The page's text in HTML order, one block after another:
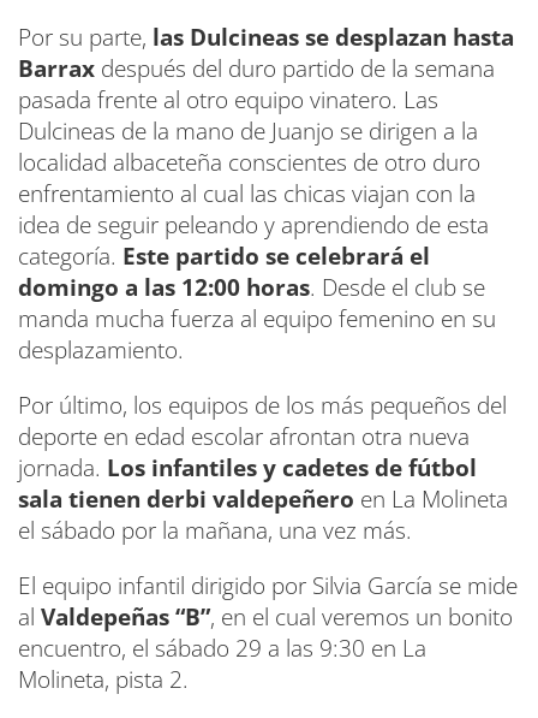
Por su parte, las Dulcineas se desplazan hasta
Barrax después del duro partido de la semana
pasada frente al otro equipo vinatero. Las
Dulcineas de la mano de Juanjo se dirigen a la
localidad albaceteña conscientes de otro duro
enfrentamiento al cual las chicas viajan con la
idea de seguir peleando y aprendiendo de esta
categoría. Este partido se celebrará el
domingo a las 12:00 horas. Desde el club se
manda mucha fuerza al equipo femenino en su
desplazamiento.
Por último, los equipos de los más pequeños del
deporte en edad escolar afrontan otra nueva
jornada. Los infantiles y cadetes de fútbol
sala tienen derbi valdepeñero en La Molineta
el sábado por la mañana, una vez más.
El equipo infantil dirigido por Silvia García se mide
al Valdepeñas “B”, en el cual veremos un bonito
encuentro, el sábado 29 a las 9:30 en La
Molineta, pista 2.